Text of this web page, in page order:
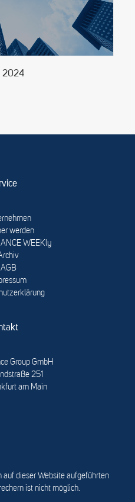
2024
werden
WEEKly
AGB
Group GmbH
251
am Main
dieser Website aufgeführten
ist nicht möglich.